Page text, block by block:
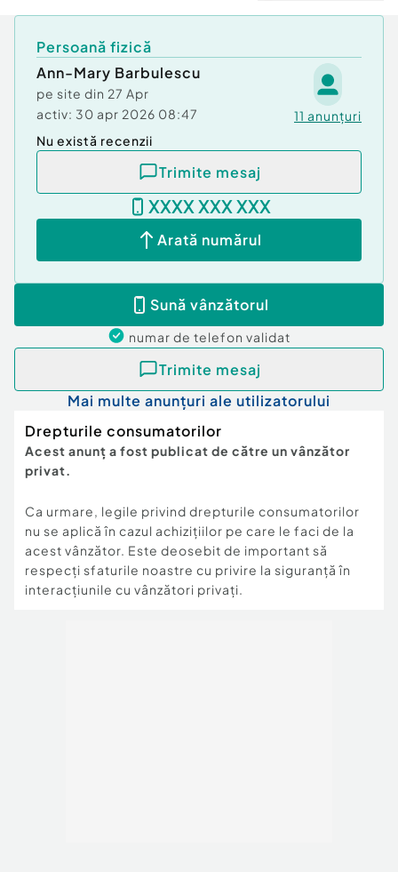
📞 Sună acum
Persoană fizică
Ann-Mary Barbulescu
pe site din 27 Apr
activ: 30 apr 2026 08:47 11 anunțuri
Nu există recenzii
Trimite mesaj
XXXX XXX XXX
Arată numărul
Sună vânzătorul
numar de telefon validat
Trimite mesaj
Mai multe anunțuri ale utilizatorului
Drepturile consumatorilor
Acest anunț a fost publicat de către un vânzător
privat.
Ca urmare, legile privind drepturile consumatorilor
nu se aplică în cazul achizițiilor pe care le faci de la
acest vânzător. Este deosebit de important să
respecți sfaturile noastre cu privire la siguranță în
interacțiunile cu vânzători privați.